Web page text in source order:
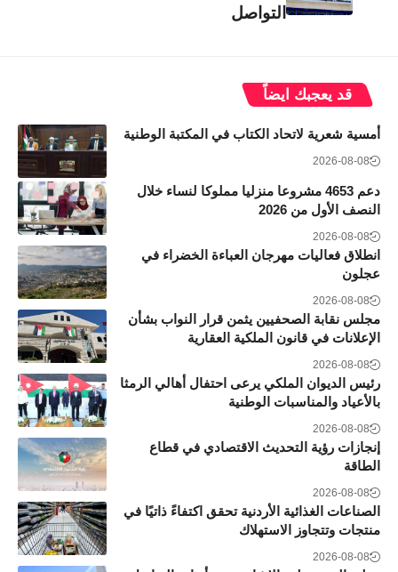
التواصل
قد يعجبك ايضاً
أمسية شعرية لاتحاد الكتاب في المكتبة الوطنية
2026-08-08
دعم 4653 مشروعا منزليا مملوكا لنساء خلال
النصف الأول من 2026
2026-08-08
انطلاق فعاليات مهرجان العباءة الخضراء في
عجلون
2026-08-08
مجلس نقابة الصحفيين يثمن قرار النواب بشأن
الإعلانات في قانون الملكية العقارية
2026-08-08
رئيس الديوان الملكي يرعى احتفال أهالي الرمثا
بالأعياد والمناسبات الوطنية
2026-08-08
إنجازات رؤية التحديث الاقتصادي في قطاع
الطاقة
2026-08-08
الصناعات الغذائية الأردنية تحقق اكتفاءً ذاتيًا في
منتجات وتتجاوز الاستهلاك
2026-08-08